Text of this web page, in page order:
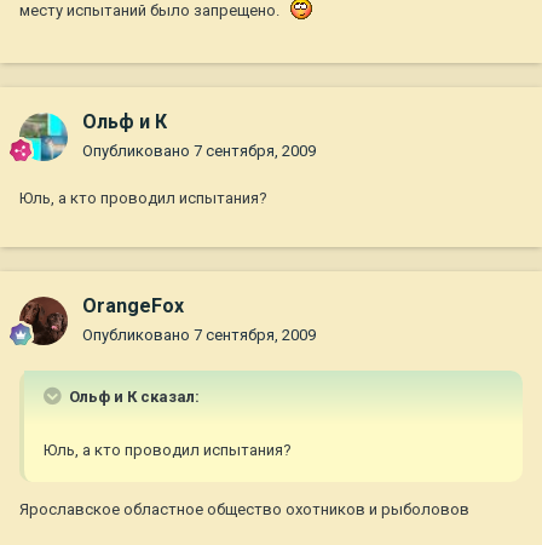
месту испытаний было запрещено.
Ольф и К
Опубликовано 7 сентября, 2009
Юль, а кто проводил испытания?
OrangeFox
Опубликовано 7 сентября, 2009
Ольф и К сказал:
Юль, а кто проводил испытания?
Ярославское областное общество охотников и рыболовов